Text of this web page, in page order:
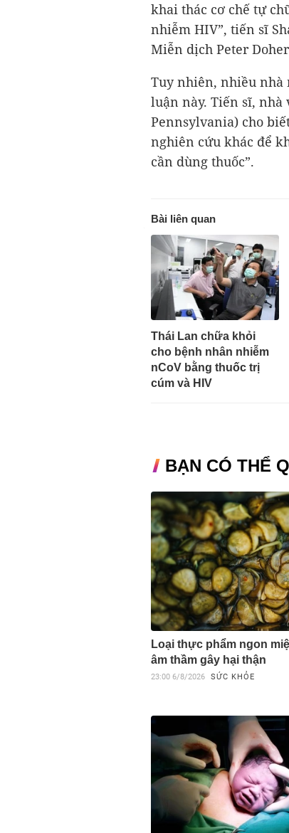
khai thác cơ chế tự
nhiễm HIV”, tiến sĩ
Miễn dịch Peter
Tuy nhiên, nhiều nhà
luận này. Tiến sĩ, nhà
Pennsylvania) cho
nghiên cứu khác để
cần dùng thuốc”.
Bài liên quan
Thái Lan chữa khỏi
cho bệnh nhân nhiễm
nCoV bằng thuốc trị
cúm và HIV
BẠN CÓ THỂ
Loại thực phẩm ngon
âm thầm gây hại thận
23:00 6/8/2026 SỨC KHỎE